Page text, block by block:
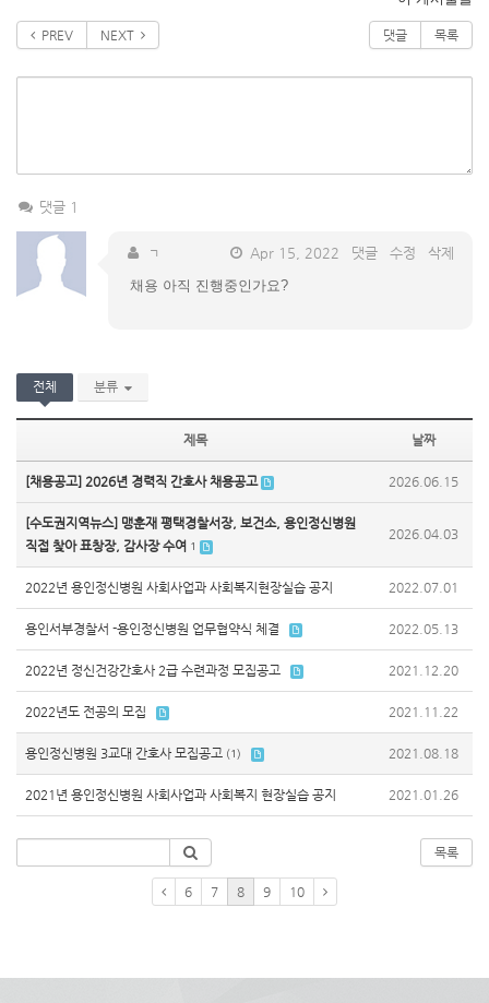
PREV NEXT 댓글 목록
댓글 1
ㄱ Apr 15, 2022 댓글 수정
삭제
채용 아직 진행중인가요?
전체 분류
제목 날짜
[채용공고] 2026년 경력직 간호사 채용공고 2026.06.15
[수도권지역뉴스] 맹훈재 평택경찰서장, 보건소, 용인정신병원
직접 찾아 표창장, 감사장 수여 1
2026.04.03
2022년 용인정신병원 사회사업과 사회복지현장실습 공지 2022.07.01
용인서부경찰서 -용인정신병원 업무협약식 체결 2022.05.13
2022년 정신건강간호사 2급 수련과정 모집공고 2021.12.20
2022년도 전공의 모집 2021.11.22
용인정신병원 3교대 간호사 모집공고 (1) 2021.08.18
2021년 용인정신병원 사회사업과 사회복지 현장실습 공지 2021.01.26
목록
6 7 8 9 10